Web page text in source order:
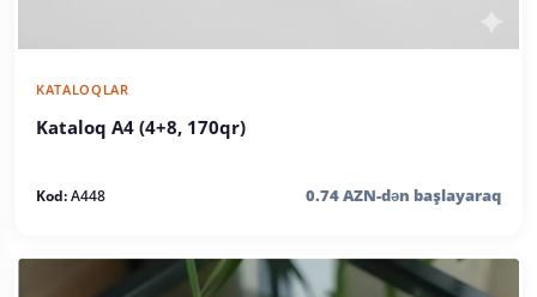
KATALOQLAR
Kataloq A4 (4+8, 170qr)
Kod:A448 0.74 AZN-dən başlayaraq